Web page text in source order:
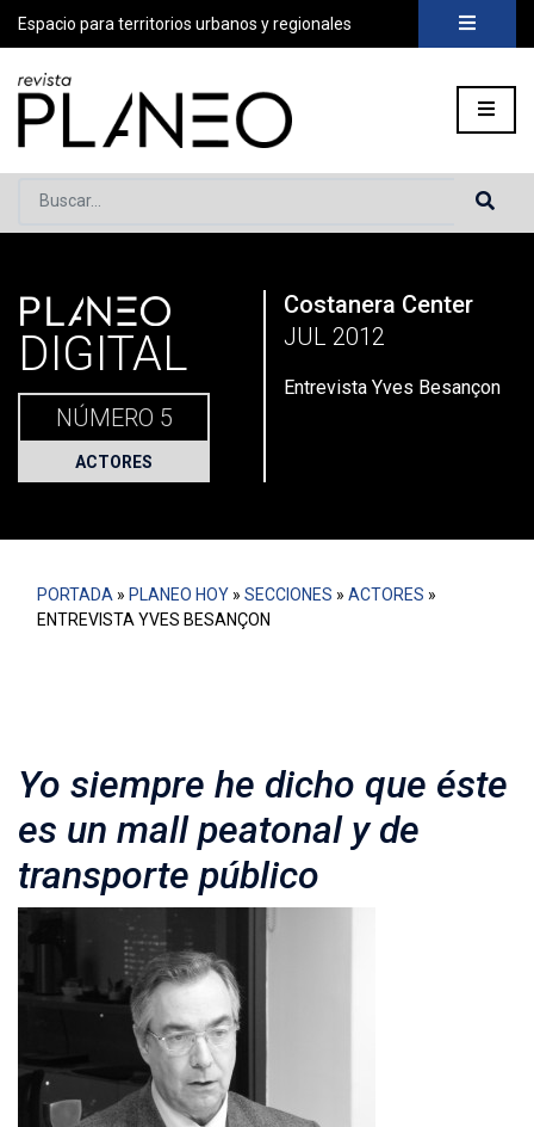
Espacio para territorios urbanos y regionales
Buscar...
Portada» Planeo Hoy Secciones»Actores»Entrevista
PLANEO
DIGITAL
NÚMERO 5
ACTORES
Costanera Center
JUL 2012
Entrevista Yves Besançon
PORTADA » PLANEO HOY » SECCIONES » ACTORES »
ENTREVISTA YVES BESANÇON
Yo siempre he dicho que éste
es un mall peatonal y de
transporte público